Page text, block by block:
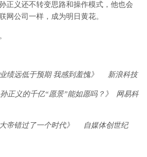
正义还不转变思路和操作模式，他也会
网公司一样，成为明日黄花。
业绩远低于预期 我感到羞愧》 新浪科技
孙正义的千亿“愿景”能如愿吗？》 网易科
大帝错过了一个时代》 自媒体创世纪